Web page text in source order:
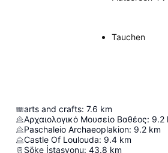
Tauchen
arts and crafts: 7.6 km
Αρχαιολογικό Μουσείο Βαθέος: 9.2
Paschaleio Archaeoplakion: 9.2 km
Castle Of Loulouda: 9.4 km
Söke İstasyonu: 43.8 km